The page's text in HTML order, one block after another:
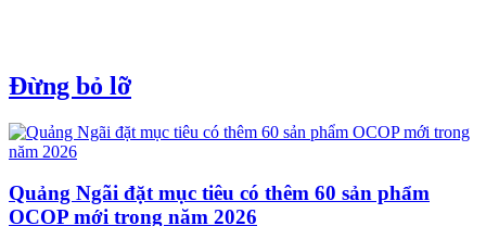
Đừng bỏ lỡ
Quảng Ngãi đặt mục tiêu có thêm 60 sản phẩm
OCOP mới trong năm 2026